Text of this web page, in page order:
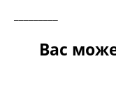
Вас